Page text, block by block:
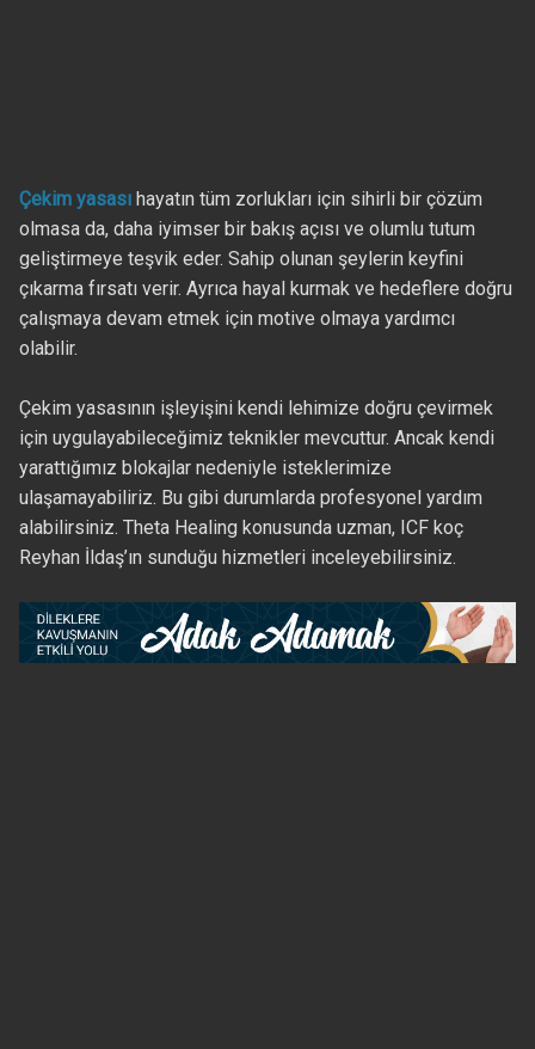
Çekim yasasıhayatın tüm zorlukları için sihirli bir çözüm
olmasa da, daha iyimser bir bakış açısı ve olumlu tutum
geliştirmeye teşvik eder. Sahip olunan şeylerin keyfini
çıkarma fırsatı verir. Ayrıca hayal kurmak ve hedeflere doğru
çalışmaya devam etmek için motive olmaya yardımcı
olabilir.
Çekim yasasının işleyişini kendi lehimize doğru çevirmek
için uygulayabileceğimiz teknikler mevcuttur. Ancak kendi
yarattığımız blokajlar nedeniyle isteklerimize
ulaşamayabiliriz. Bu gibi durumlarda profesyonel yardım
alabilirsiniz. Theta Healing konusunda uzman, ICF koç
Reyhan İldaş’ın sunduğu hizmetleri inceleyebilirsiniz.